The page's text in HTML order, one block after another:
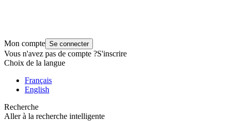
Mon compte Se connecter
Vous n'avez pas de compte ?S'inscrire
Choix de la langue
Français
English
Recherche
Aller à la recherche intelligente